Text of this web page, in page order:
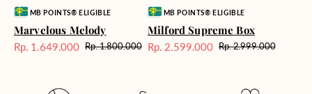
Vendor:MB POINTS® ELIGIBLE
Marvelous Melody
Harga
Rp. 1.649.000 Harga
Rp. 1.800.000
Vendor:MB POINTS® ELIGIBLE
Milford Supreme Box
Harga
Rp. 2.599.000 Harga
Rp. 2.999.000